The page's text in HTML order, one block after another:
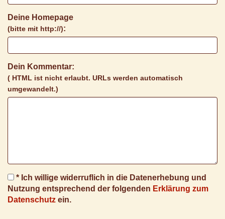
Deine Homepage
(bitte mit http://):
Dein Kommentar:
( HTML ist nicht erlaubt. URLs werden automatisch
umgewandelt.)
* Ich willige widerruflich in die Datenerhebung und
Nutzung entsprechend der folgenden Erklärung zum
Datenschutz ein.